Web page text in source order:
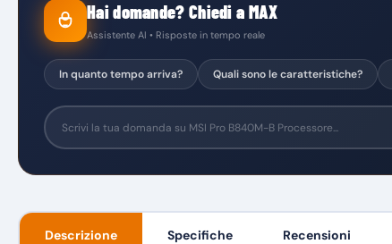
Hai domande? Chiedi a MAX
Assistente AI • Risposte in tempo reale
In quanto tempo arriva? Quali sono le caratteristiche?
Descrizione Specifiche Recensioni